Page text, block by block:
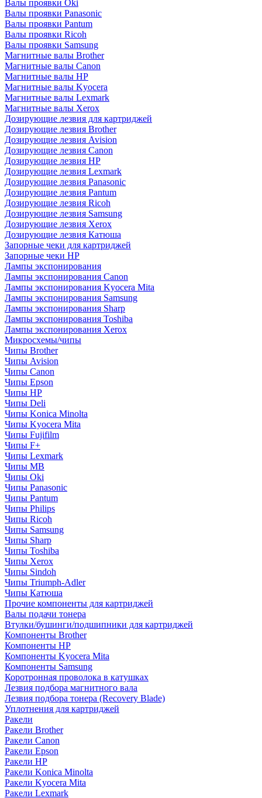
Валы проявки Oki
Валы проявки Panasonic
Валы проявки Pantum
Валы проявки Ricoh
Валы проявки Samsung
Магнитные валы Brother
Магнитные валы Canon
Магнитные валы HP
Магнитные валы Kyocera
Магнитные валы Lexmark
Магнитные валы Xerox
Дозирующие лезвия для картриджей
Дозирующие лезвия Brother
Дозирующие лезвия Avision
Дозирующие лезвия Canon
Дозирующие лезвия HP
Дозирующие лезвия Lexmark
Дозирующие лезвия Panasonic
Дозирующие лезвия Pantum
Дозирующие лезвия Ricoh
Дозирующие лезвия Samsung
Дозирующие лезвия Xerox
Дозирующие лезвия Катюша
Запорные чеки для картриджей
Запорные чеки HP
Лампы экспонирования
Лампы экспонирования Canon
Лампы экспонирования Kyocera Mita
Лампы экспонирования Samsung
Лампы экспонирования Sharp
Лампы экспонирования Toshiba
Лампы экспонирования Xerox
Микросхемы/чипы
Чипы Brother
Чипы Avision
Чипы Canon
Чипы Epson
Чипы HP
Чипы Deli
Чипы Konica Minolta
Чипы Kyocera Mita
Чипы Fujifilm
Чипы F+
Чипы Lexmark
Чипы MB
Чипы Oki
Чипы Panasonic
Чипы Pantum
Чипы Philips
Чипы Ricoh
Чипы Samsung
Чипы Sharp
Чипы Toshiba
Чипы Xerox
Чипы Sindoh
Чипы Triumph-Adler
Чипы Катюша
Прочие компоненты для картриджей
Валы подачи тонера
Втулки/бушинги/подшипники для картриджей
Компоненты Brother
Компоненты HP
Компоненты Kyocera Mita
Компоненты Samsung
Коротронная проволока в катушках
Лезвия подбора магнитного вала
Лезвия подбора тонера (Recovery Blade)
Уплотнения для картриджей
Ракели
Ракели Brother
Ракели Canon
Ракели Epson
Ракели HP
Ракели Konica Minolta
Ракели Kyocera Mita
Ракели Lexmark